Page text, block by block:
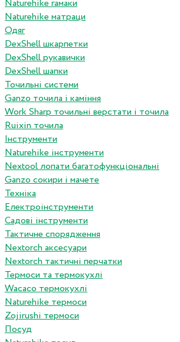
Naturehike гамаки
Naturehike матраци
Одяг
DexShell шкарпетки
DexShell рукавички
DexShell шапки
Точильні системи
Ganzo точила і каміння
Work Sharp точильні верстати і точила
Ruixin точила
Інструменти
Naturehike інструменти
Nextool лопати багатофункціональні
Ganzo сокири і мачете
Техніка
Електроінструменти
Садові інструменти
Тактичне спорядження
Nextorch аксесуари
Nextorch тактичні перчатки
Термоси та термокухлі
Wacaco термокухлі
Naturehike термоси
Zojirushi термоси
Посуд